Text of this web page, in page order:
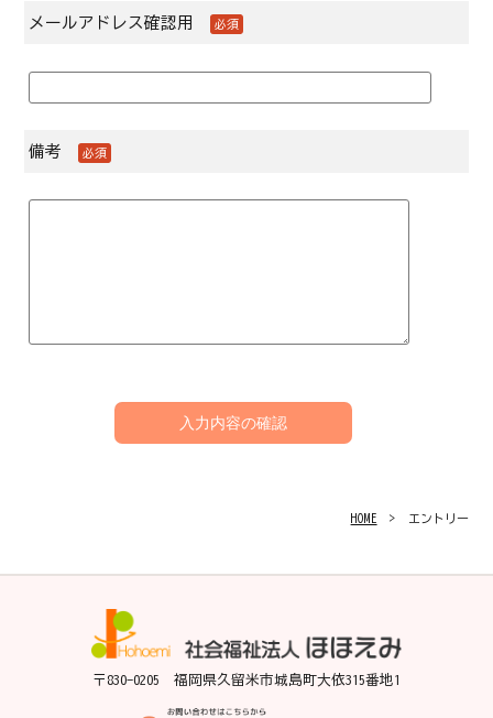
メールアドレス確認用 必須
備考 必須
HOME > エントリー
〒830-0205 福岡県久留米市城島町大依315番地1